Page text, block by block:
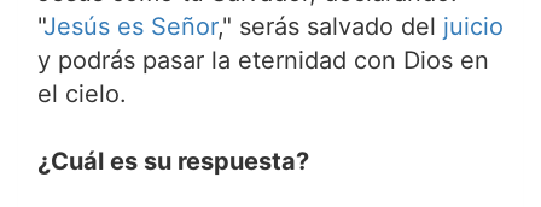
"Jesús es Señor," serás salvado del juicio
y podrás pasar la eternidad con Dios en
el cielo.
¿Cuál es su respuesta?